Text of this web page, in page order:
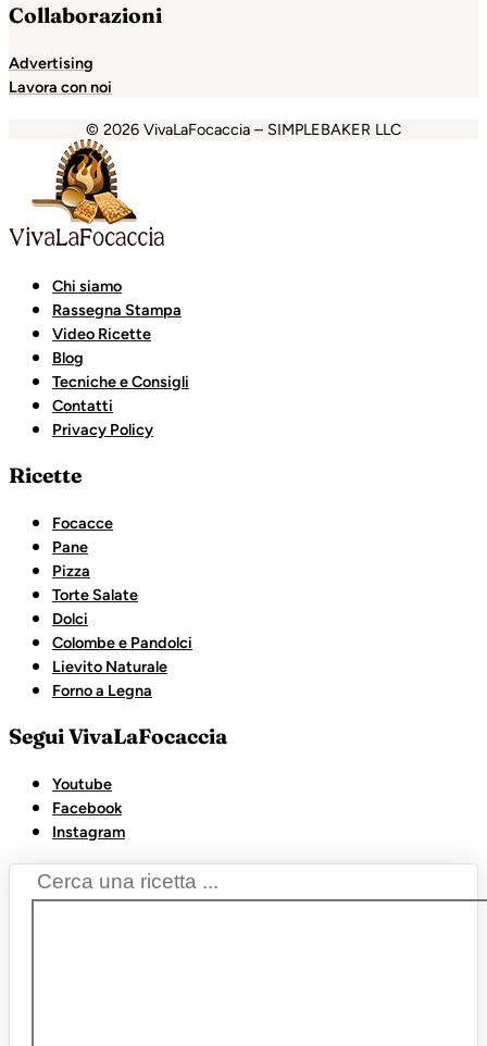
Collaborazioni
Advertising
Lavora con noi
© 2026 VivaLaFocaccia – SIMPLEBAKER LLC
Holiganbet
Chi siamo
Rassegna Stampa
Video Ricette
Blog
Tecniche e Consigli
Contatti
Privacy Policy
Ricette
Focacce
Pane
Pizza
Torte Salate
Dolci
Colombe e Pandolci
Lievito Naturale
Forno a Legna
Segui VivaLaFocaccia
Youtube
Facebook
Instagram
Search
...